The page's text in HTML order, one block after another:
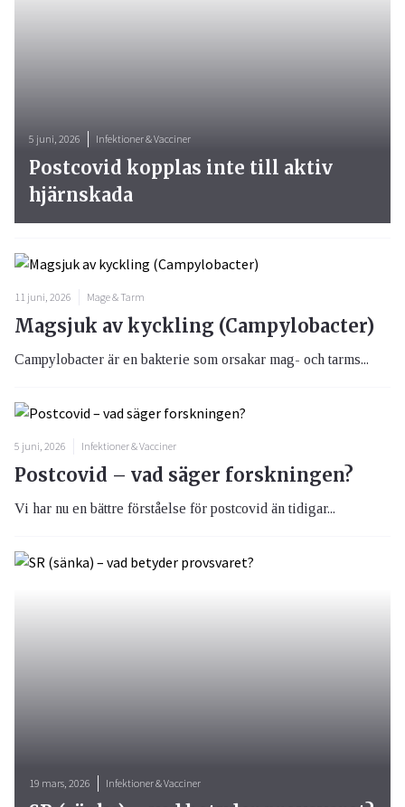
11 juni, 2026 Mage & Tarm
Magsjuk av kyckling (Campylobacter)
Campylobacter är en bakterie som orsakar mag- och tarms...
5 juni, 2026 Infektioner & Vacciner
Postcovid – vad säger forskningen?
Vi har nu en bättre förståelse för postcovid än tidigar...
5 juni, 2026 Infektioner & Vacciner
Postcovid kopplas inte till aktiv
hjärnskada
19 mars, 2026 Infektioner & Vacciner